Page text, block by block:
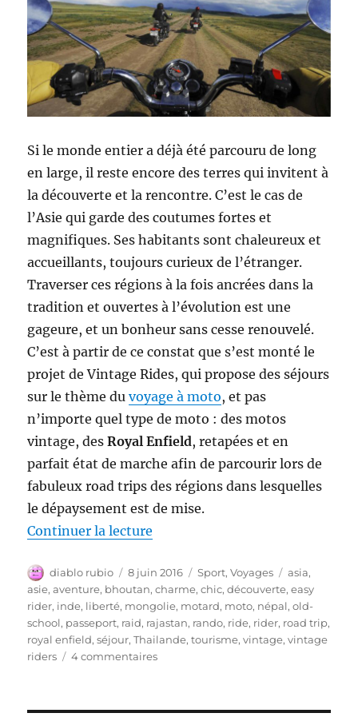
Si le monde entier a déjà été parcouru de long
en large, il reste encore des terres qui invitent à
la découverte et la rencontre. C’est le cas de
l’Asie qui garde des coutumes fortes et
magnifiques. Ses habitants sont chaleureux et
accueillants, toujours curieux de l’étranger.
Traverser ces régions à la fois ancrées dans la
tradition et ouvertes à l’évolution est une
gageure, et un bonheur sans cesse renouvelé.
C’est à partir de ce constat que s’est monté le
projet de Vintage Rides, qui propose des séjours
sur le thème duvoyage à moto, et pas
n’importe quel type de moto : des motos
vintage, desRoyal Enfield, retapées et en
parfait état de marche afin de parcourir lors de
fabuleux road trips des régions dans lesquelles
le dépaysement est de mise.
Continuer la lecture
Auteur
diablo rubio
Publié
le
8 juin 2016 Catégories
Sport,Voyages Étiquettes
asia,
asie,aventure, bhoutan,charme,chic,découverte,easy
rider, inde, liberté, mongolie, motard, moto, népal,old-
school, passeport, raid, rajastan, rando, ride, rider, road trip,
royal enfield,séjour,Thailande,tourisme,vintage,vintage
riders
4 commentairessur